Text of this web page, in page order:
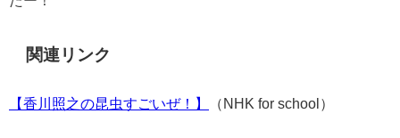
関連リンク
【香川照之の昆虫すごいぜ！】 （NHK for school）